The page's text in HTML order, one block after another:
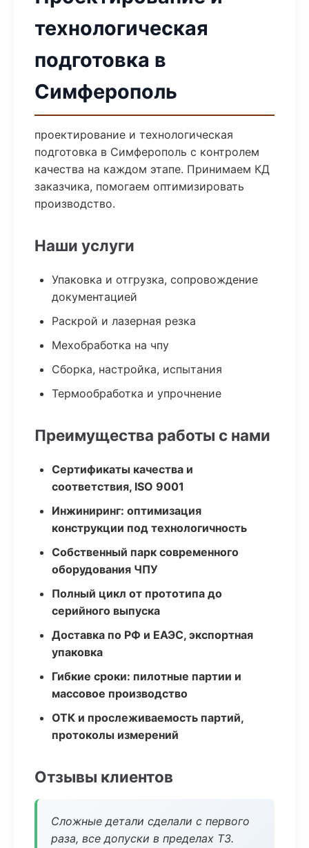
технологическая
подготовка в
Симферополь
проектирование и технологическая
подготовка в Симферополь с контролем
качества на каждом этапе. Принимаем КД
заказчика, помогаем оптимизировать
производство.
Наши услуги
Упаковка и отгрузка, сопровождение
документацией
Раскрой и лазерная резка
Мехобработка на чпу
Сборка, настройка, испытания
Термообработка и упрочнение
Преимущества работы с нами
Сертификаты качества и
соответствия, ISO 9001
Инжиниринг: оптимизация
конструкции под технологичность
Собственный парк современного
оборудования ЧПУ
Полный цикл от прототипа до
серийного выпуска
Доставка по РФ и ЕАЭС, экспортная
упаковка
Гибкие сроки: пилотные партии и
массовое производство
ОТК и прослеживаемость партий,
протоколы измерений
Отзывы клиентов
Сложные детали сделали с первого
раза, все допуски в пределах ТЗ.